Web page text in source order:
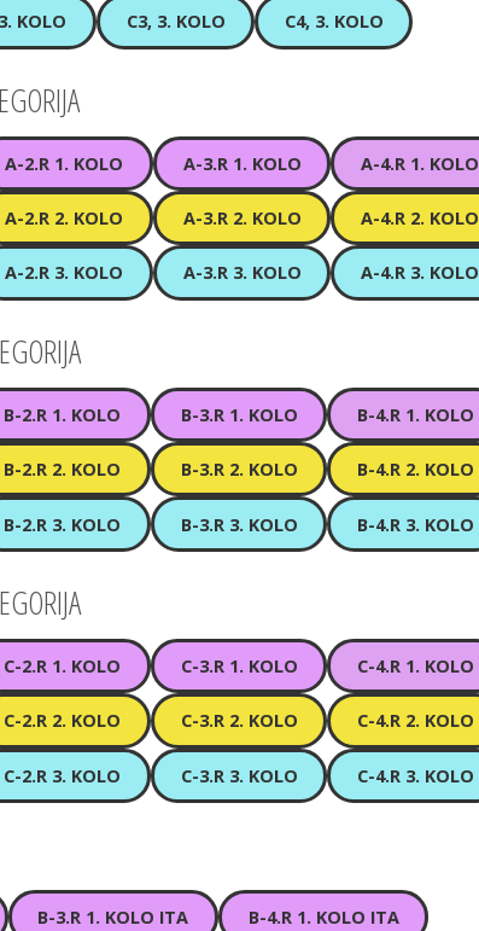
KOLO C3, 3. KOLO C4, 3. KOLO
A-2.R 1. KOLO A-3.R 1. KOLO A-4.R 1. KOLO
A-2.R 2. KOLO A-3.R 2. KOLO A-4.R 2. KOLO
A-2.R 3. KOLO A-3.R 3. KOLO A-4.R 3. KOLO
B-2.R 1. KOLO B-3.R 1. KOLO B-4.R 1. KOLO
B-2.R 2. KOLO B-3.R 2. KOLO B-4.R 2. KOLO
B-2.R 3. KOLO B-3.R 3. KOLO B-4.R 3. KOLO
C-2.R 1. KOLO C-3.R 1. KOLO C-4.R 1. KOLO
C-2.R 2. KOLO C-3.R 2. KOLO C-4.R 2. KOLO
C-2.R 3. KOLO C-3.R 3. KOLO C-4.R 3. KOLO
B-3.R 1. KOLO ITA B-4.R 1. KOLO ITA